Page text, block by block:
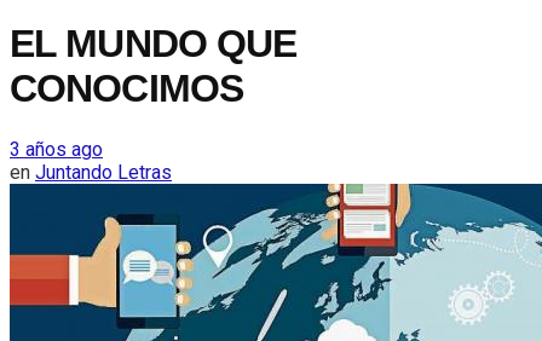
EL MUNDO QUE
CONOCIMOS
3 años ago
en Juntando Letras